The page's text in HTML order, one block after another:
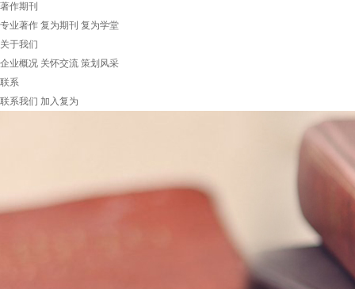
著作期刊
专业著作 复为期刊 复为学堂
关于我们
企业概况 关怀交流 策划风采
联系
联系我们 加入复为